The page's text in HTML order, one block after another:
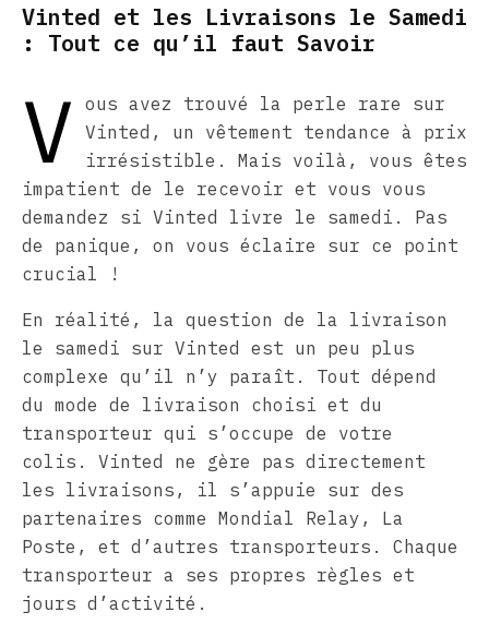
Vinted et les Livraisons le Samedi
: Tout ce qu’il faut Savoir
V
ous avez trouvé la perle rare sur
Vinted, un vêtement tendance à prix
irrésistible. Mais voilà, vous êtes
impatient de le recevoir et vous vous
demandez si Vinted livre le samedi. Pas
de panique, on vous éclaire sur ce point
crucial !
En réalité, la question de la livraison
le samedi sur Vinted est un peu plus
complexe qu’il n’y paraît. Tout dépend
du mode de livraison choisi et du
transporteur qui s’occupe de votre
colis. Vinted ne gère pas directement
les livraisons, il s’appuie sur des
partenaires comme Mondial Relay, La
Poste, et d’autres transporteurs. Chaque
transporteur a ses propres règles et
jours d’activité.